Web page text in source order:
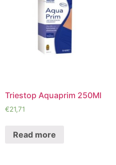
Triestop Aquaprim 250Ml
€21,71
Read more